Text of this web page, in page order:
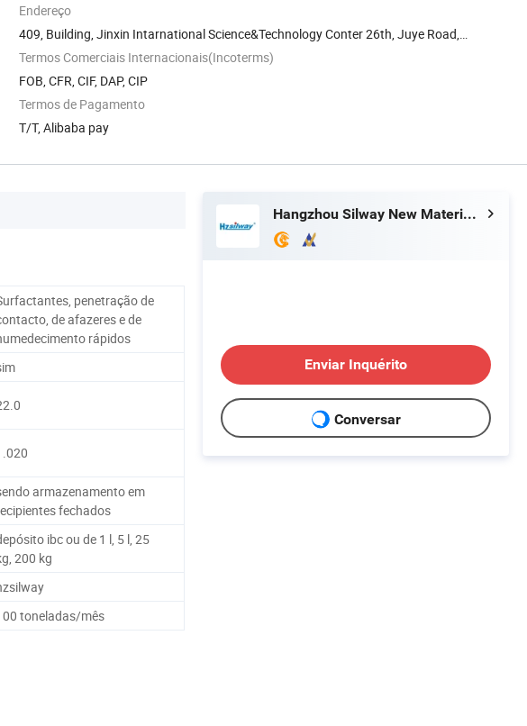
Endereço
409, Building, Jinxin Intarnational Science&Technology Conter 26th, Juye Road,
Binjiang ...
Termos Comerciais Internacionais(Incoterms)
FOB, CFR, CIF, DAP, CIP
Termos de Pagamento
T/T, Alibaba pay
penetração de
de afazeres e de
rápidos
armazenamento em
fechados
ibc ou de 1 l, 5 l, 25
200 kg
toneladas/mês
Hangzhou Silway New Material Technology Co., Ltd.
Enviar Inquérito
Conversar